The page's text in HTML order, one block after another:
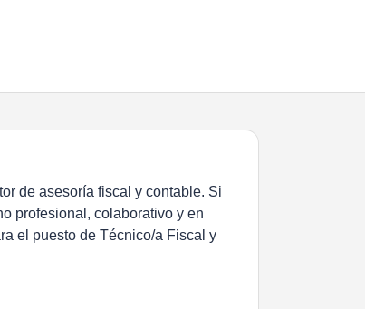
de asesoría fiscal y contable. Si
profesional, colaborativo y en
el puesto de Técnico/a Fiscal y